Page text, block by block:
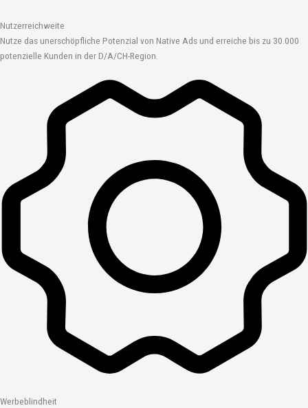
Nutzerreichweite
Nutze das unerschöpfliche Potenzial von Native Ads und erreiche bis zu 30.000
potenzielle Kunden in der D/A/CH-Region.
Werbeblindheit